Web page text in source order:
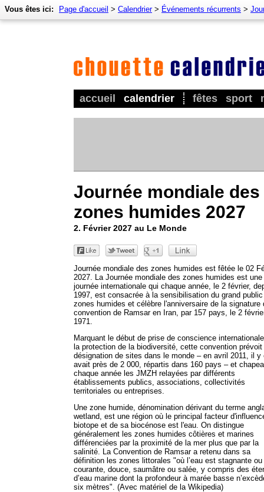
accueil calendrier fêtes sport
Vous êtes ici: Page d'accueil > Calendrier> Événements récurrents >
Journée mondiale des
zones humides 2027
2. Février 2027 au Le Monde
Journée mondiale des zones humides est fêtée le 02
2027. La Journée mondiale des zones humides est une
journée internationale qui chaque année, le 2 février,
1997, est consacrée à la sensibilisation du grand
zones humides et célèbre l'anniversaire de la signature
convention de Ramsar en Iran, par 157 pays, le 2
1971.
Marquant le début de prise de conscience
la protection de la biodiversité, cette convention prévoit
désignation de sites dans le monde – en avril 2011, il y
avait près de 2 000, répartis dans 160 pays – et
chaque année les JMZH relayées par différents
établissements publics, associations, collectivités
territoriales ou entreprises.
Une zone humide, dénomination dérivant du terme
wetland, est une région où le principal facteur
biotope et de sa biocénose est l'eau. On distingue
généralement les zones humides côtières et marines
différenciées par la proximité de la mer plus que par la
salinité. La Convention de Ramsar a retenu dans sa
définition les zones littorales "où l’eau est stagnante ou
courante, douce, saumâtre ou salée, y compris des
d’eau marine dont la profondeur à marée basse
six mètres". (Avec matériel de la Wikipedia)